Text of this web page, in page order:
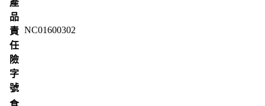
產
品
責
任
險
字
號
NC01600302